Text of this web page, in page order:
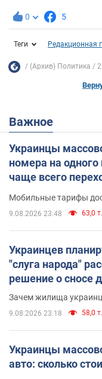
0 5
Теги Редакционная
(Архив) Политика
Важное
Украинцы
номера на одного
чаще всего
Мобильные тарифы
9.08.2026 23:48 63,0 т.
Украинцев
"слуга народа"
решение о сносе
Зачем жилища
9.08.2026 23:18 58,0 т.
Украинцы
авто: сколько